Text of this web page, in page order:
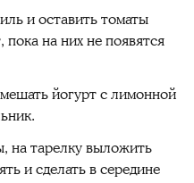
и оставить томаты
на них не появятся
йогурт с лимонной
на тарелку выложить
и сделать в середине